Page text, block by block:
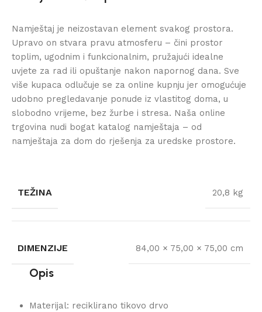
Namještaj je neizostavan element svakog prostora.
Upravo on stvara pravu atmosferu – čini prostor
toplim, ugodnim i funkcionalnim, pružajući idealne
uvjete za rad ili opuštanje nakon napornog dana. Sve
više kupaca odlučuje se za online kupnju jer omogućuje
udobno pregledavanje ponude iz vlastitog doma, u
slobodno vrijeme, bez žurbe i stresa. Naša online
trgovina nudi bogat katalog namještaja – od
namještaja za dom do rješenja za uredske prostore.
TEŽINA 20,8 kg
DIMENZIJE 84,00 × 75,00 × 75,00 cm
Opis
Materijal: reciklirano tikovo drvo